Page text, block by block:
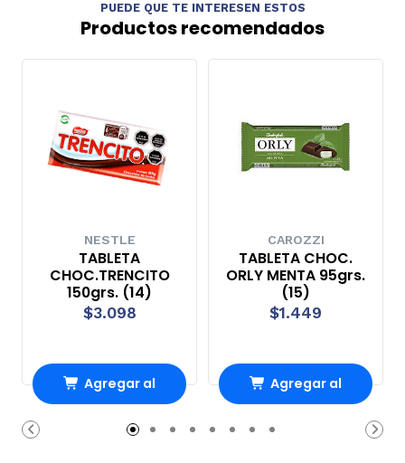
PUEDE QUE TE INTERESEN ESTOS
Productos recomendados
NESTLE
TABLETA
CHOC.TRENCITO
150grs. (14)
$3.098
Agregar al
Carro
CAROZZI
TABLETA CHOC.
ORLY MENTA 95grs.
(15)
$1.449
Agregar al